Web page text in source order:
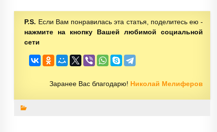
P.S. Если Вам понравилась эта статья, поделитесь ею -
нажмите на кнопку Вашей любимой социальной
сети
Заранее Вас благодарю! Николай Мелиферов